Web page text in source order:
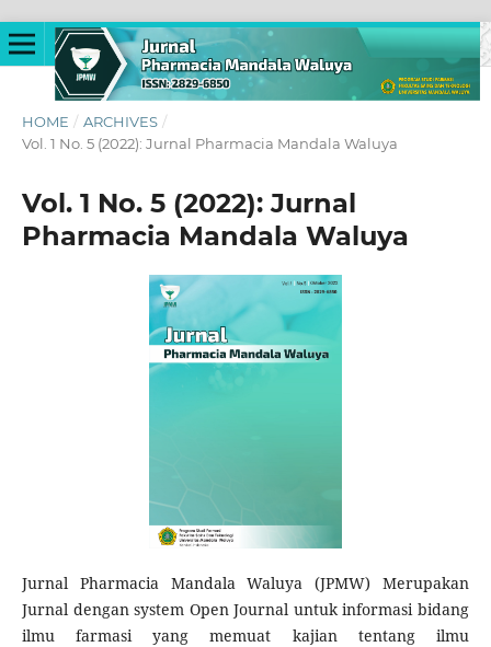
HOME / ARCHIVES /
Vol. 1 No. 5 (2022): Jurnal Pharmacia Mandala Waluya
Vol. 1 No. 5 (2022): Jurnal
Pharmacia Mandala Waluya
Jurnal Pharmacia Mandala Waluya (JPMW) Merupakan
Jurnal dengan system Open Journal untuk informasi bidang
ilmu farmasi yang memuat kajian tentang ilmu